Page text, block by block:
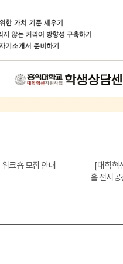
크숍 모집 안내
[대학혁
홀 전시